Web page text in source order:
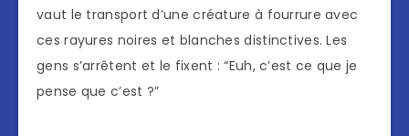
vaut le transport d’une créature à fourrure avec
ces rayures noires et blanches distinctives. Les
gens s’arrêtent et le fixent : “Euh, c’est ce que je
pense que c’est ?”